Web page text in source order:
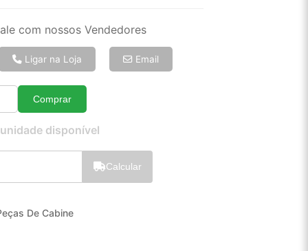
8x de R$ 11,48
10x de R$ 9,37
12x de R$ 8,01
com nossos Vendedores
Ligar na Loja Email
Quantidade
Comprar
disponível
Calcular
De Cabine